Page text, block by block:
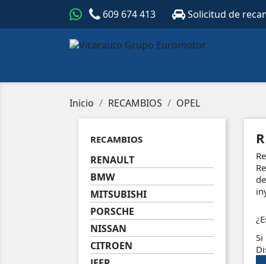
609 674 413 Solicitud de
Inicio RECAMBIOS OPEL
RECAMBIOS
RENAULT
BMW
MITSUBISHI
PORSCHE
NISSAN
CITROEN